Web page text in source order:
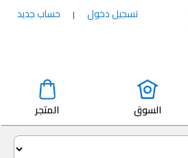
تسجيل دخول | حساب جديد
السوق المتجر